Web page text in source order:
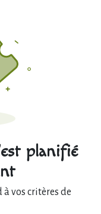
planifié
vos critères de